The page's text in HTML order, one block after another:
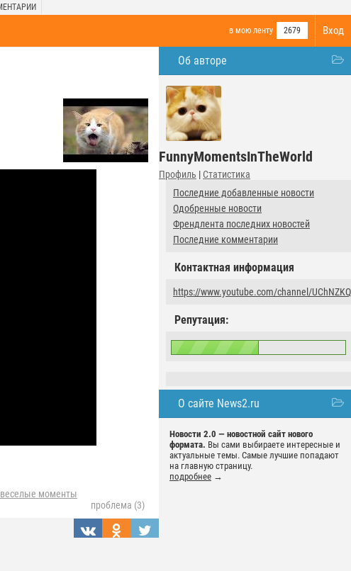
Вход
в мою ленту 2679
Об авторе
FunnyMomentsInTheWorld
Профиль | Статистика
Последние добавленные новости
Одобренные новости
Френдлента последних новостей
Последние комментарии
Контактная информация
https://www.youtube.com/channel/
Репутация:
О сайте News2.ru
Новости 2.0 — новостной сайт нового
формата. Вы сами выбираете интересные и
актуальные темы. Самые лучшие попадают
на главную страницу.
подробнее →
веселые моменты
проблема (3)